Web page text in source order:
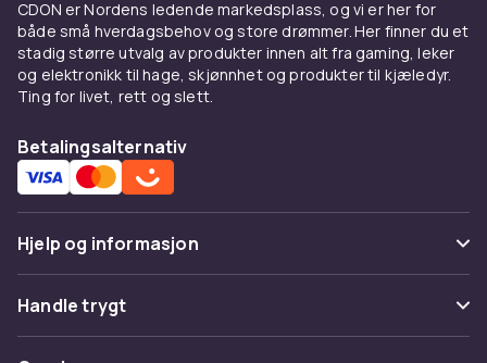
CDON er Nordens ledende markedsplass, og vi er her for
både små hverdagsbehov og store drømmer. Her finner du et
stadig større utvalg av produkter innen alt fra gaming, leker
og elektronikk til hage, skjønnhet og produkter til kjæledyr.
Ting for livet, rett og slett.
Betalingsalternativ
Hjelp og informasjon
Vanlige spørsmål
Spor pakke
Handle trygt